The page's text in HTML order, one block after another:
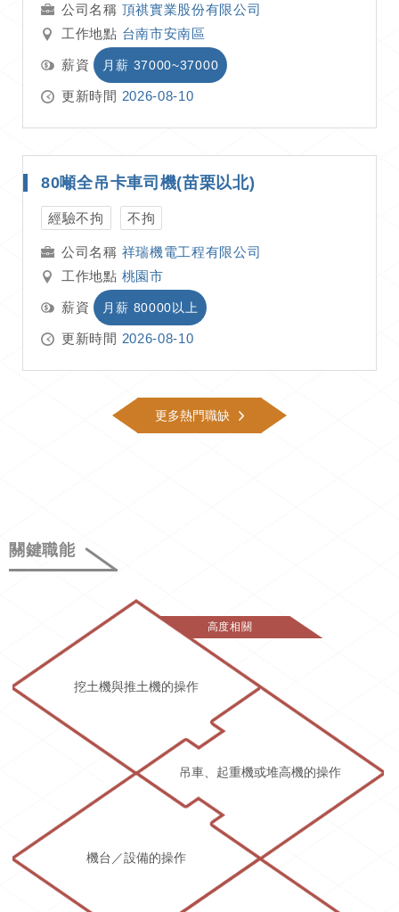
頂祺實業股份有限公司
工作地點 台南市安南區
薪資 月薪 37000~37000
更新時間 2026-08-10
80噸全吊卡車司機(苗栗以北)
經驗不拘 不拘
祥瑞機電工程有限公司
工作地點 桃園市
薪資 月薪 80000以上
更新時間 2026-08-10
更多熱門職缺
關鍵職能
高度相關
挖土機與推土機的操作
吊車、起重機或堆高機的操作
機台／設備的操作